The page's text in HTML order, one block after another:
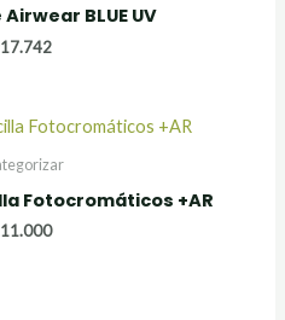
BLUE UV
Fotocromáticos +AR